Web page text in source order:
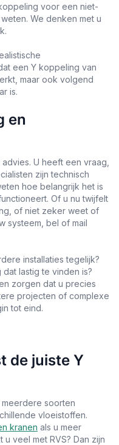
voor een niet-
We denken met u
een Y koppeling van
maar ook volgend
is.
en
U heeft een vraag,
zijn technisch
hoe belangrijk het is
Of u nu twijfelt
of niet zeker weet of
systeem, bel of mail
installaties tegelijk?
lastig te vinden is?
zorgen dat u precies
projecten of complexe
tot eind.
de juiste Y
meerdere soorten
vloeistoffen.
kranen als u meer
veel met RVS? Dan zijn